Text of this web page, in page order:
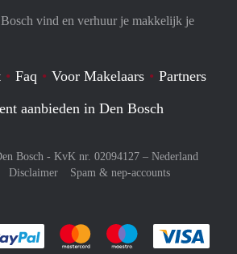
vind en verhuur je makkelijk je
Faq Voor Makelaars
Partners
aanbieden in Den Bosch
Bosch - KvK nr. 02094127 – Nederland
Disclaimer
Spam & nep-accounts
Je rekent gemakkelijk af met Paypal
Je rekent gemakkelijk af met
Je rekent